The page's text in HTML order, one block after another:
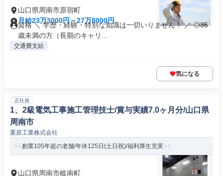
山口県周南市原宿町
月給23万3000円～27万8000円
資格 ＼ 学歴・経験・特別な知識は一切いりません！ ／ ◎35
歳未満の方（長期のキャリ...
交通費支給
気になる
正社員
1、2級電気工事施工管理技士/賞与実績7.0ヶ月分/山口県
周南市
栗原工業株式会社
創業105年超の老舗/年休125日(土日祝)/福利厚生充実
山口県周南市岐南町